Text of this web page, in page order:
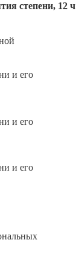
степени, 12 ч
и его
и его
и его